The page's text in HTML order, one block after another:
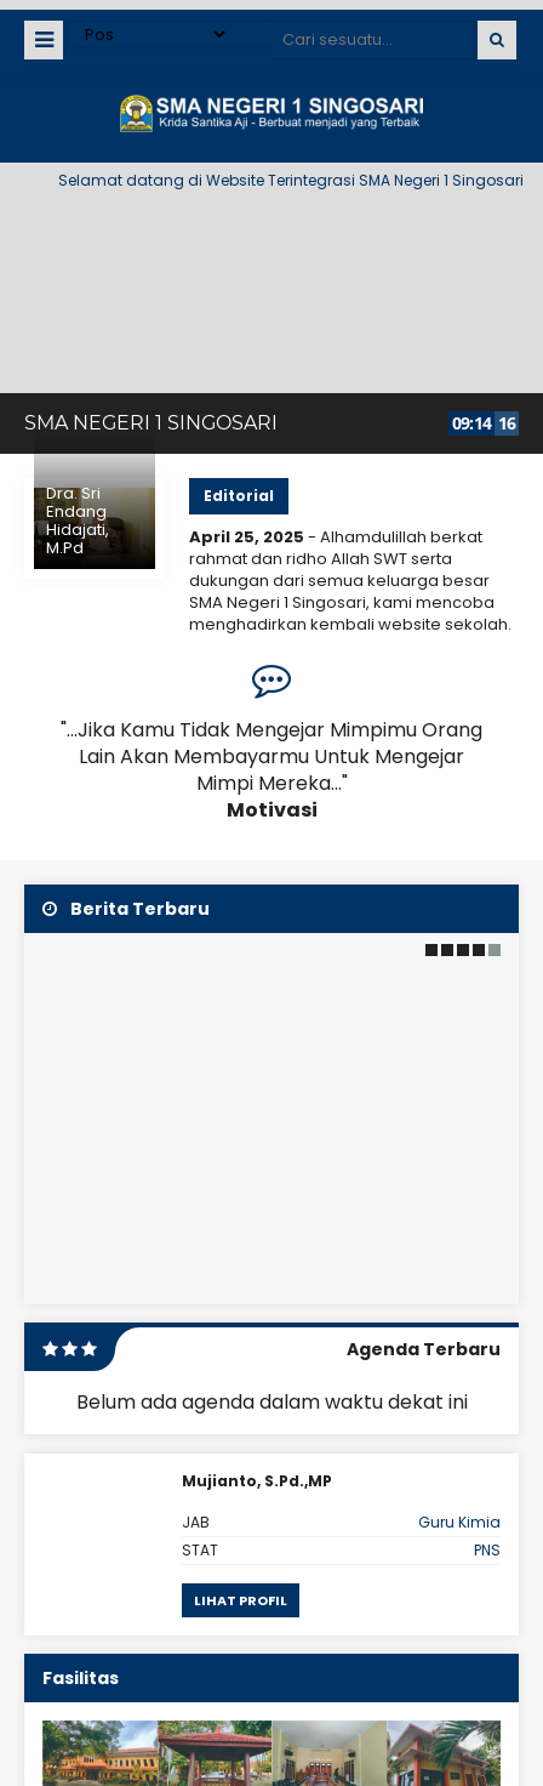
Selamat datang di Website Terintegrasi SMA Negeri 1 Singosari
SMA NEGERI 1 SINGOSARI 09:14 16
Dra. Sri
Endang
Hidajati,
M.Pd
Editorial
April 25, 2025 - Alhamdulillah berkat
rahmat dan ridho Allah SWT serta
dukungan dari semua keluarga besar
SMA Negeri 1 Singosari, kami mencoba
menghadirkan kembali website sekolah.
banyak..Selengkapnya
"...Jika Kamu Tidak Mengejar Mimpimu Orang
Lain Akan Membayarmu Untuk Mengejar
Mimpi Mereka..."
Motivasi
Berita Terbaru
SMANESI Bersimfoni Senja
dalam Blessing Mini
Orchestra
SMA Negeri 1 Singosari sukses menyelenggarakan
acara tahunan Blessing 2025 pada Kamis, 21 Agustus
mengenakan dresscode hitam, seluruh peserta..
Agenda Terbaru
Belum ada agenda dalam waktu dekat ini
Mujianto, S.Pd.,MP
JAB
Guru Kimia
STAT
PNS
LIHAT PROFIL
Fasilitas